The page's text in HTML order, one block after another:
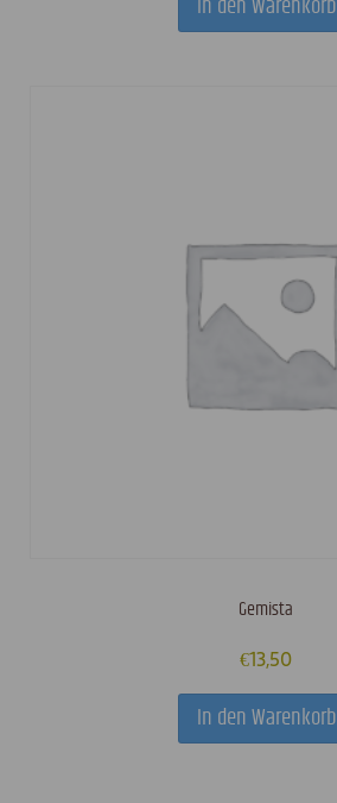
In den Warenkorb
Gemista
€13,50
In den Warenkorb